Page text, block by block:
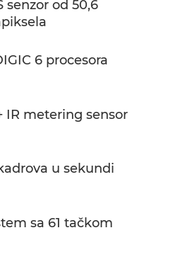
senzor od 50,6
6 procesora
IR metering sensor
u sekundi
sa 61 tačkom